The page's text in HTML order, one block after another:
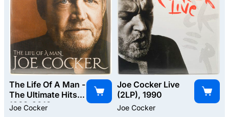
The Life Of A Man -
The Ultimate Hits
1968-2013
Joe Cocker
Joe Cocker Live
(2LP), 1990
Joe Cocker